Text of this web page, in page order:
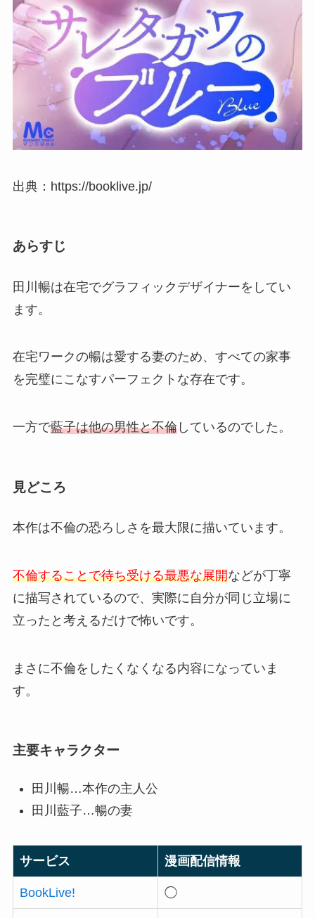
出典：https://booklive.jp/
あらすじ
田川暢は在宅でグラフィックデザイナーをしてい
ます。
在宅ワークの暢は愛する妻のため、すべての家事
を完璧にこなすパーフェクトな存在です。
一方で藍子は他の男性と不倫しているのでした。
見どころ
本作は不倫の恐ろしさを最大限に描いています。
不倫することで待ち受ける最悪な展開などが丁寧
に描写されているので、実際に自分が同じ立場に
立ったと考えるだけで怖いです。
まさに不倫をしたくなくなる内容になっていま
す。
主要キャラクター
田川暢…本作の主人公
田川藍子…暢の妻
サービス 漫画配信情報
BookLive! ◯